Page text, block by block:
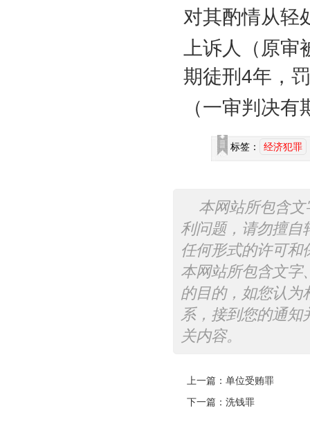
对其酌情从轻
上诉人（原
期徒刑 4年，
（一审判决有
标签： 经济犯罪
本网站所包含
利问题，请勿擅自
任何形式的许可和
本网站所包含文字
的目的，如您认为
系，接到您的通知
关内容。
上一篇： 单位受贿罪
下一篇： 洗钱罪